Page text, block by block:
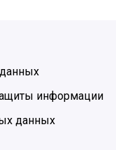
информации
данных